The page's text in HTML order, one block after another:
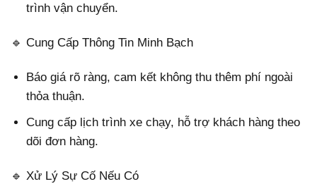
trình vận chuyển.
🔹 Cung Cấp Thông Tin Minh Bạch
Báo giá rõ ràng, cam kết không thu thêm phí ngoài
thỏa thuận.
Cung cấp lịch trình xe chạy, hỗ trợ khách hàng theo
dõi đơn hàng.
🔹 Xử Lý Sự Cố Nếu Có